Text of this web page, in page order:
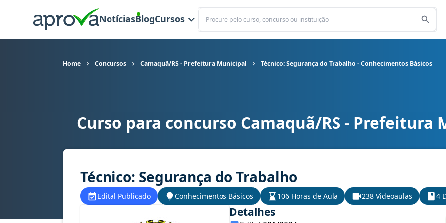
NotíciasBlogCursos
Buscar
Home Concursos Camaquã/RS - Prefeitura Municipal Técnico: Segurança do Trabalho - Conhecimentos Básicos
Curso para concurso Camaquã/RS - Prefeitura Municipal cargo Técnico: Segurança do Trabalho - Conhecimentos
Curso para concurso Camaquã/RS - Prefeitura
Técnico: Segurança do Trabalho
Edital Publicado Conhecimentos Básicos 106 Horas de Aula 238 Videoaulas 4
Detalhes